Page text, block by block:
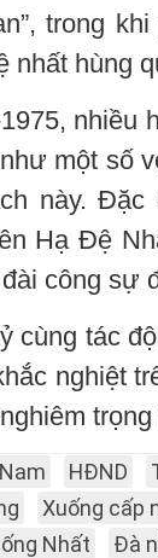
trong
nhất hùng
nhiều
một số
này.
Hạ Đệ
công sự
cùng tác
nghiệt
HĐND
Xuống cấp
Nhất Đà